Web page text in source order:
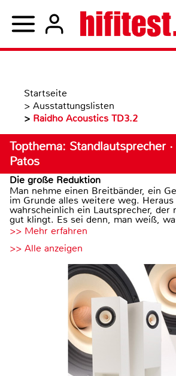
Startseite
> Ausstattungslisten
> Raidho Acoustics TD3.2
Topthema: Standlautsprecher
Patos
Die große Reduktion
Man nehme einen Breitbänder, ein
im Grunde alles weitere weg.
wahrscheinlich ein Lautsprecher, der
gut klingt. Es sei denn, man weiß,
>> Mehr erfahren
>> Alle anzeigen